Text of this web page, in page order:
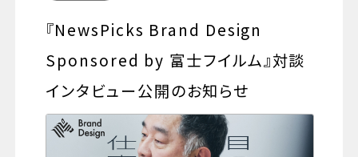
『NewsPicks Brand Design
Sponsored by 富士フイルム』対談
インタビュー公開のお知らせ